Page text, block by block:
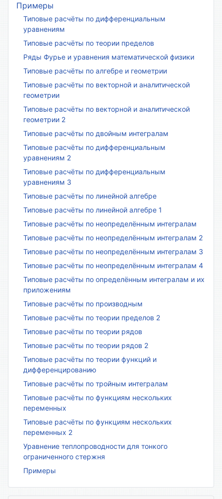
Примеры
Типовые расчёты по дифференциальным
уравнениям
Типовые расчёты по теории пределов
Ряды Фурье и уравнения математической физики
Типовые расчёты по алгебре и геометрии
Типовые расчёты по векторной и аналитической
геометрии
Типовые расчёты по векторной и аналитической
геометрии 2
Типовые расчёты по двойным интегралам
Типовые расчёты по дифференциальным
уравнениям 2
Типовые расчёты по дифференциальным
уравнениям 3
Типовые расчёты по линейной алгебре
Типовые расчёты по линейной алгебре 1
Типовые расчёты по неопределённым интегралам
Типовые расчёты по неопределённым интегралам 2
Типовые расчёты по неопределённым интегралам 3
Типовые расчёты по неопределённым интегралам 4
Типовые расчёты по определённым интегралам и их
приложениям
Типовые расчёты по производным
Типовые расчёты по теории пределов 2
Типовые расчёты по теории рядов
Типовые расчёты по теории рядов 2
Типовые расчёты по теории функций и
дифференцированию
Типовые расчёты по тройным интегралам
Типовые расчёты по функциям нескольких
переменных
Типовые расчёты по функциям нескольких
переменных 2
Уравнение теплопроводности для тонкого
ограниченного стержня
Примеры